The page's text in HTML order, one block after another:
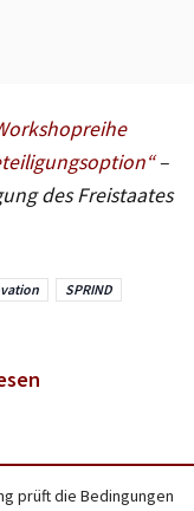
–
des Freistaates
SPRIND
prüft die Bedingungen